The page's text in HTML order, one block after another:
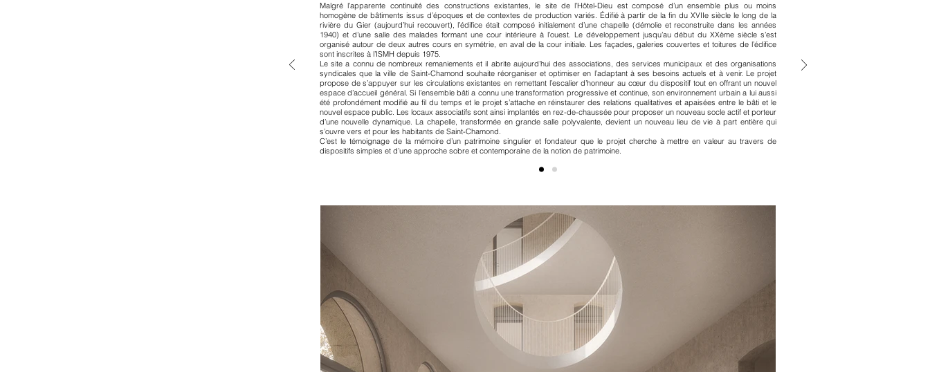
Malgré l’apparente continuité des constructions existantes, le site de l’Hôtel-Dieu est composé d’un ensemble plus ou moins
homogène de bâtiments issus d’époques et de contextes de production variés. Édifié à partir de la fin du XVIIe siècle le long de la
rivière du Gier (aujourd’hui recouvert), l’édifice était composé initialement d’une chapelle (démolie et reconstruite dans les années
1940) et d’une salle des malades formant une cour intérieure à l’ouest. Le développement jusqu’au début du XXème siècle s’est
organisé autour de deux autres cours en symétrie, en aval de la cour initiale. Les façades, galeries couvertes et toitures de l’édifice
sont inscrites à l’ISMH depuis 1975.
Le site a connu de nombreux remaniements et il abrite aujourd’hui des associations, des services municipaux et des organisations
syndicales que la ville de Saint-Chamond souhaite réorganiser et optimiser en l’adaptant à ses besoins actuels et à venir. Le projet
propose de s’appuyer sur les circulations existantes en remettant l’escalier d’honneur au cœur du dispositif tout en offrant un nouvel
espace d’accueil général. Si l’ensemble bâti a connu une transformation progressive et continue, son environnement urbain a lui aussi
été profondément modifié au fil du temps et le projet s’attache en réinstaurer des relations qualitatives et apaisées entre le bâti et le
nouvel espace public. Les locaux associatifs sont ainsi implantés en rez-de-chaussée pour proposer un nouveau socle actif et porteur
d’une nouvelle dynamique. La chapelle, transformée en grande salle polyvalente, devient un nouveau lieu de vie à part entière qui
s’ouvre vers et pour les habitants de Saint-Chamond.
C’est le témoignage de la mémoire d’un patrimoine singulier et fondateur que le projet cherche à mettre en valeur au travers de
dispositifs simples et d’une approche sobre et contemporaine de la notion de patrimoine.